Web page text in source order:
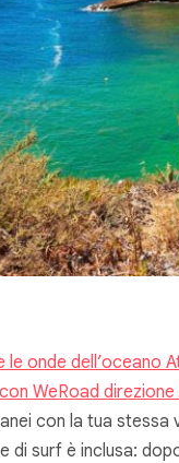
le onde dell’oceano
WeRoad direzione
con la tua stessa
di surf è inclusa: